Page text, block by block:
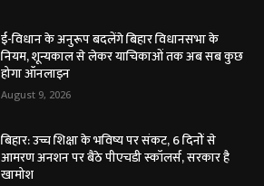
ई-विधान के अनुरूप बदलेंगे बिहार विधानसभा के
नियम, शून्यकाल से लेकर याचिकाओं तक अब सब कुछ
होगा ऑनलाइन
August 9, 2026
बिहार: उच्च शिक्षा के भविष्य पर संकट, 6 दिनों से
आमरण अनशन पर बैठे पीएचडी स्कॉलर्स, सरकार है
खामोश